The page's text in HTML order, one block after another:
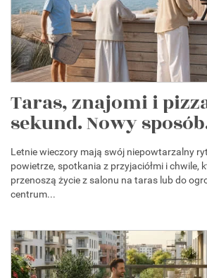
Taras, znajomi i
sekund. Nowy
Letnie wieczory mają swój niepowtarzalny
powietrze, spotkania z przyjaciółmi i chwile,
przenoszą życie z salonu na taras lub do
centrum...